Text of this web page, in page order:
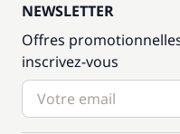
NEWSLETTER
Offres
inscrivez-vous